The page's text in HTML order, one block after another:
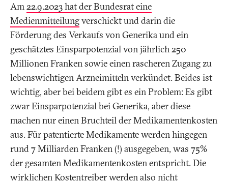
Am22.9.2023 hat der Bundesrat eine
Medienmitteilungverschickt und darin die
Förderung des Verkaufs von Generika und ein
geschätztes Einsparpotenzial von jährlich 250
Millionen Franken sowie einen rascheren Zugang zu
lebenswichtigen Arzneimitteln verkündet. Beides ist
wichtig, aber bei beidem gibt es ein Problem: Es gibt
zwar Einsparpotenzial bei Generika, aber diese
machen nur einen Bruchteil der Medikamentenkosten
aus. Für patentierte Medikamente werden hingegen
rund 7 Milliarden Franken (!) ausgegeben, was 75%
der gesamten Medikamentenkosten entspricht. Die
wirklichen Kostentreiber werden also nicht